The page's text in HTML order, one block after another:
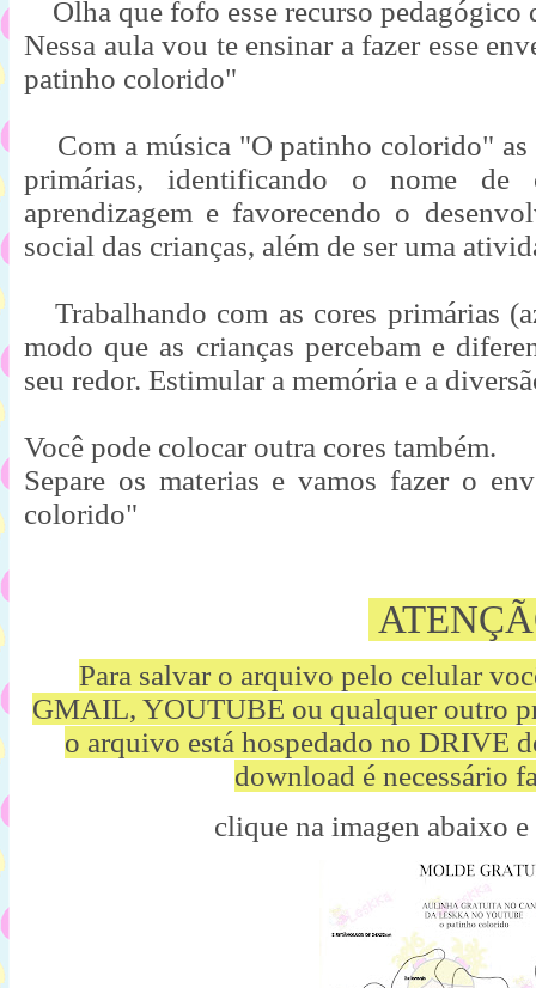
Olha que fofo esse recurso
Nessa aula vou te ensinar a fazer esse
patinho colorido"
primárias, identificando o nome de
aprendizagem e favorecendo o
social das crianças, além de ser uma
modo que as crianças percebam e
seu redor. Estimular a memória e a
Separe os materias e vamos fazer o
colorido"
Para salvar o arquivo pelo celular
GMAIL, YOUTUBE ou qualquer outro
o arquivo está hospedado no DRIVE
download é necessário
clique na imagen abaixo